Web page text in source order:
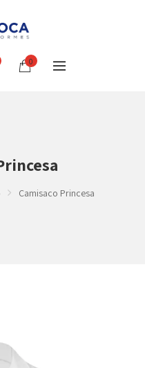
0
Camisaco Princesa